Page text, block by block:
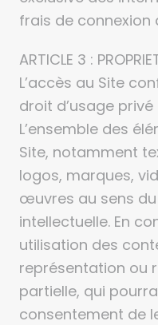
frais de connexion
ARTICLE 3 :
L’accès au Site
droit d’usage
L’ensemble des
Site, notamment
logos, marques,
œuvres au sens
intellectuelle. En
utilisation des
représentation ou
partielle, qui
consentement de